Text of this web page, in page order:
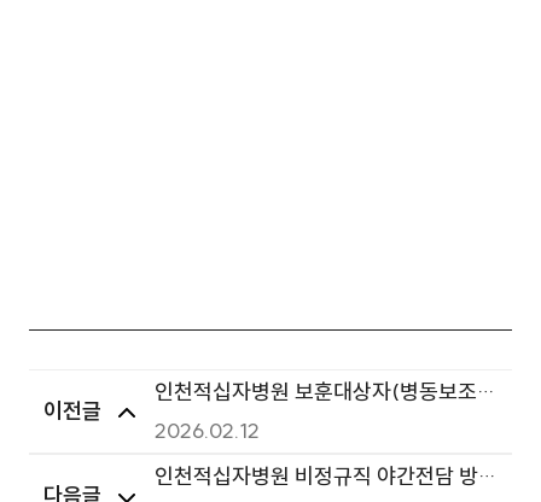
이전글
인천적십자병원 보훈대상자(병동보조인
력) 채용공고
2026.02.12
다음글
인천적십자병원 비정규직 야간전담 방사